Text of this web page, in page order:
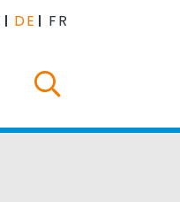
DE FR